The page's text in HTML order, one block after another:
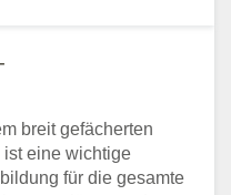
breit gefächerten
ist eine wichtige
für die gesamte